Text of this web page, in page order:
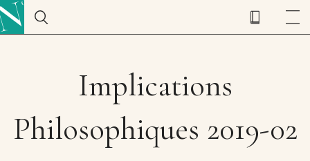
Implications
Philosophiques 2019-02